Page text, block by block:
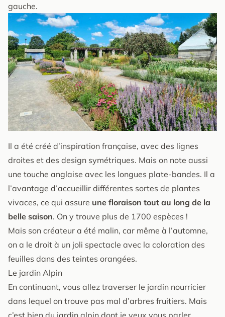
gauche.
Il a été créé d’inspiration française, avec des lignes
droites et des design symétriques. Mais on note aussi
une touche anglaise avec les longues plate-bandes. Il a
l’avantage d’accueillir différentes sortes de plantes
vivaces, ce qui assure une floraison tout au long de la
belle saison. On y trouve plus de 1700 espèces !
Mais son créateur a été malin, car même à l’automne,
on a le droit à un joli spectacle avec la coloration des
feuilles dans des teintes orangées.
Le jardin Alpin
En continuant, vous allez traverser le jardin nourricier
dans lequel on trouve pas mal d’arbres fruitiers. Mais
c’est bien du jardin alpin dont je veux vous parler.